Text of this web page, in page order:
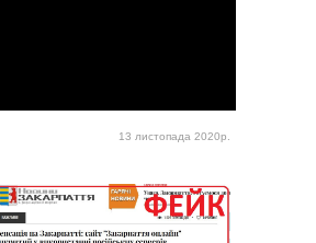
13 листопада 2020р.